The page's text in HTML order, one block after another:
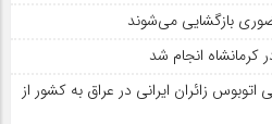
بازگشایی می‌شوند
کرمانشاه انجام شد
اتوبوس زائران ایرانی در عراق به کشور از